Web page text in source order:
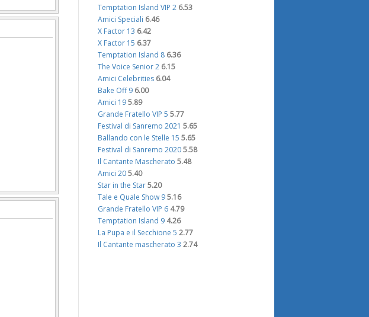
Temptation Island VIP 2 6.53
Amici Speciali 6.46
X Factor 13 6.42
X Factor 15 6.37
Temptation Island 8 6.36
The Voice Senior 2 6.15
Amici Celebrities 6.04
Bake Off 9 6.00
Amici 19 5.89
Grande Fratello VIP 5 5.77
Festival di Sanremo 2021 5.65
Ballando con le Stelle 15 5.65
Festival di Sanremo 2020 5.58
Il Cantante Mascherato 5.48
Amici 20 5.40
Star in the Star 5.20
Tale e Quale Show 9 5.16
Grande Fratello VIP 6 4.79
Temptation Island 9 4.26
La Pupa e il Secchione 5 2.77
Il Cantante mascherato 3 2.74